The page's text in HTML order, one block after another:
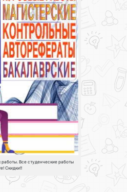
Все студенческие работы
Скидки!!